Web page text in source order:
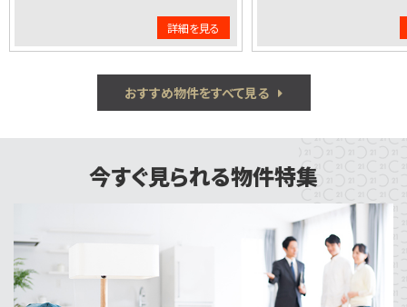
詳細を見る
おすすめ物件をすべて見る
今すぐ見られる物件特集